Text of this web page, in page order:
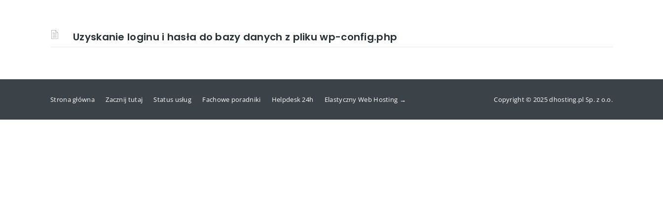
Uzyskanie loginu i hasła do bazy danych z pliku wp-config.php
Strona główna Zacznij tutaj Status usług Fachowe poradniki Helpdesk 24h Elastyczny Web Hosting → Copyright © 2025 dhosting.pl Sp. z o.o.